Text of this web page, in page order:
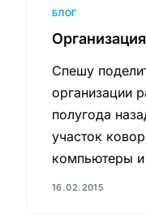
БЛОГ
Спешу
организации
полугода
участок
компьютеры
16.02.2015